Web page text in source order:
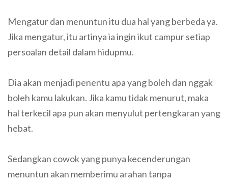
Mengatur dan menuntun itu dua hal yang berbeda ya.
Jika mengatur, itu artinya ia ingin ikut campur setiap
persoalan detail dalam hidupmu.
Dia akan menjadi penentu apa yang boleh dan nggak
boleh kamu lakukan. Jika kamu tidak menurut, maka
hal terkecil apa pun akan menyulut pertengkaran yang
hebat.
Sedangkan cowok yang punya kecenderungan
menuntun akan memberimu arahan tanpa